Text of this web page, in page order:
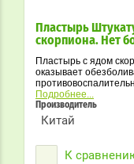
Пластырь
скорпиона. Нет
Пластырь с ядом
оказывает
улучшает
отечность
Подробнее...
Производитель
Китай
К